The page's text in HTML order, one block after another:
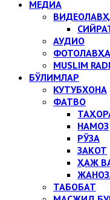
МЕДИА
АУДИО
MUSLIM
БЎЛИМЛАР
КУТУБХОНА
ФАТВО
НАМОЗ
РЎЗА
ЗАКОТ
ҲАЖ
ТАБОБАТ